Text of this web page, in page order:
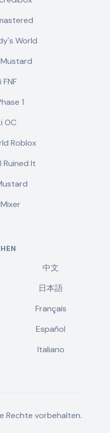
World
1
OC
Roblox
Ruined It
中文
日本語
Français
Español
Italiano
Rechte vorbehalten.